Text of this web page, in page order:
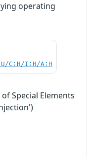
operating
C:H/I:H/A:H
Special Elements